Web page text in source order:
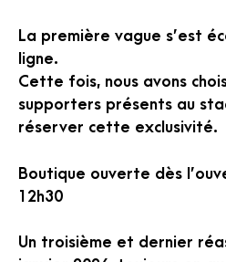
La première vague s’est
ligne.
Cette fois, nous avons
supporters présents au
réserver cette exclusivité.
Boutique ouverte dès
12h30
Un troisième et dernier